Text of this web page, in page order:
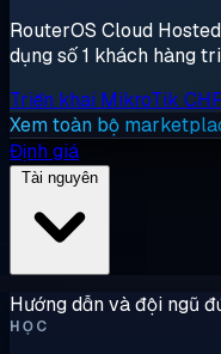
RouterOS Cloud
dụng số 1 khách hàng
Triển khai MikroTik
Xem toàn bộ
Định giá
Hướng dẫn và đội ngũ
HỌC